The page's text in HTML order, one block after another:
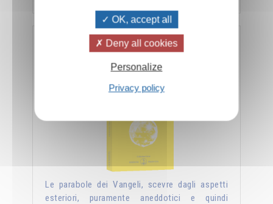
Nuova luce sui vangeli
Le parabole dei Vangeli, scevre dagli aspetti
esteriori, puramente aneddotici e quindi
OK, accept all
Deny all cookies
Personalize
Privacy policy